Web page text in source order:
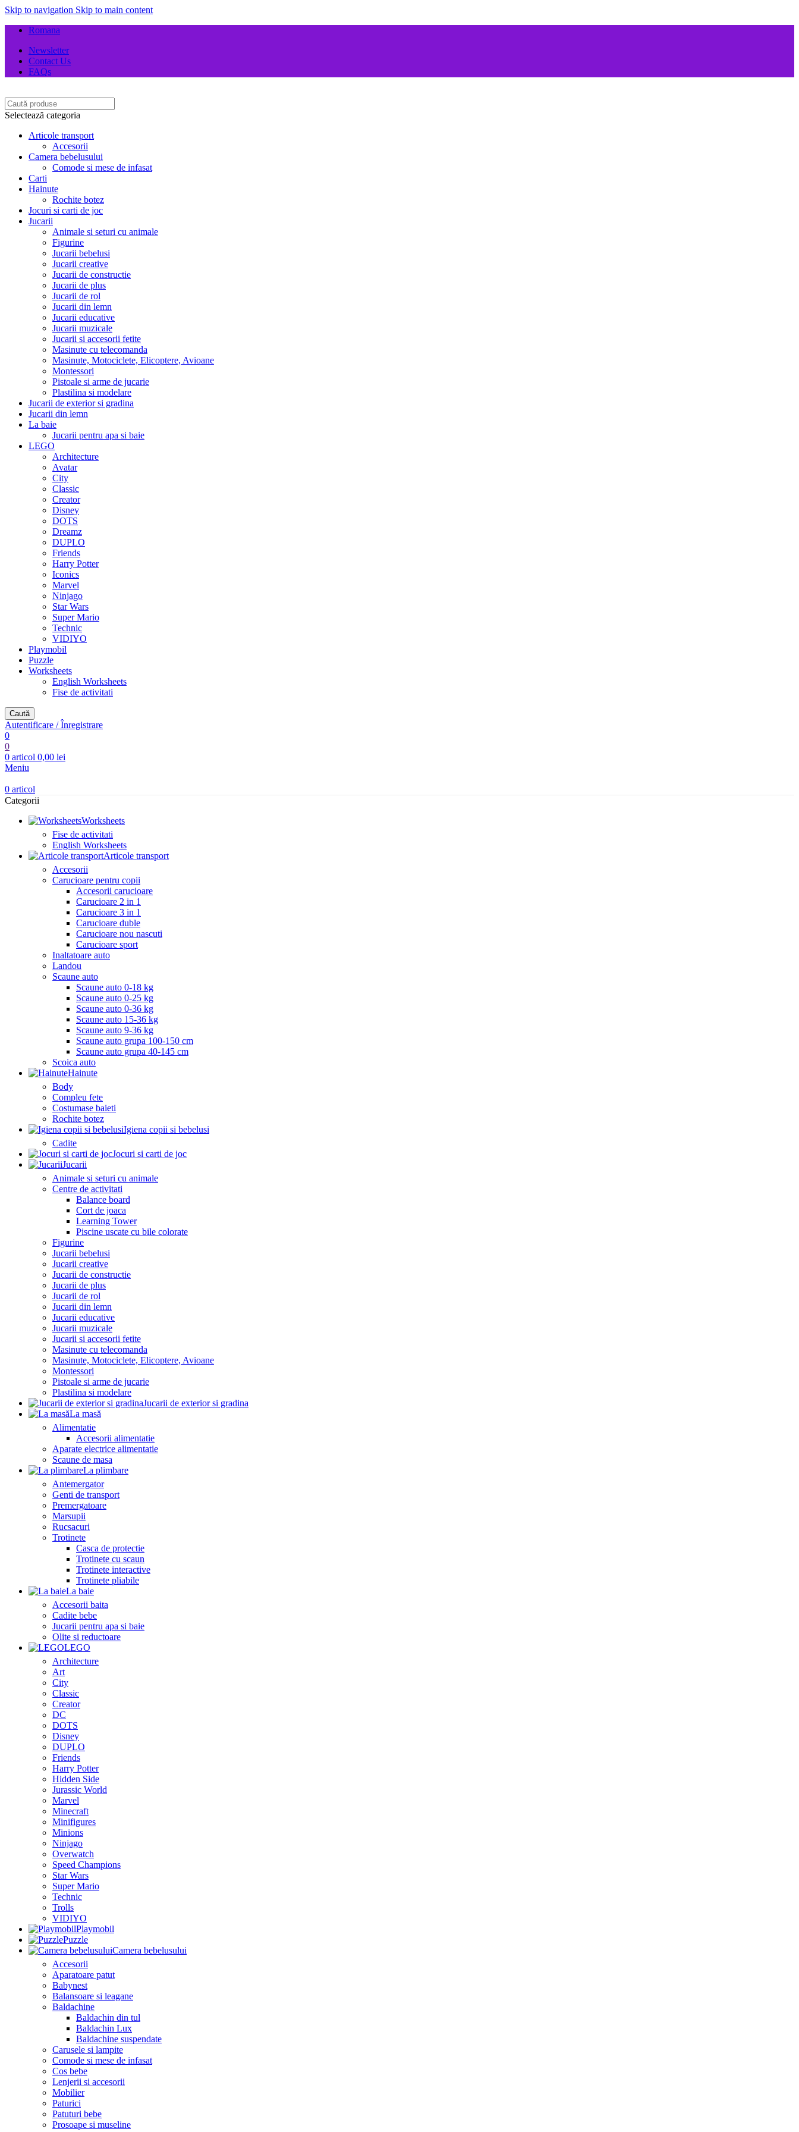
Skip to navigation Skip to main content
Romana
Newsletter
Contact Us
FAQs
Selectează categoria
Articole transport
Accesorii
Camera bebelusului
Comode si mese de infasat
Carti
Hainute
Rochite botez
Jocuri si carti de joc
Jucarii
Animale si seturi cu animale
Figurine
Jucarii bebelusi
Jucarii creative
Jucarii de constructie
Jucarii de plus
Jucarii de rol
Jucarii din lemn
Jucarii educative
Jucarii muzicale
Jucarii si accesorii fetite
Masinute cu telecomanda
Masinute, Motociclete, Elicoptere, Avioane
Montessori
Pistoale si arme de jucarie
Plastilina si modelare
Jucarii de exterior si gradina
Jucarii din lemn
La baie
Jucarii pentru apa si baie
LEGO
Architecture
Avatar
City
Classic
Creator
Disney
DOTS
Dreamz
DUPLO
Friends
Harry Potter
Iconics
Marvel
Ninjago
Star Wars
Super Mario
Technic
VIDIYO
Playmobil
Puzzle
Worksheets
English Worksheets
Fise de activitati
Caută
Autentificare / Înregistrare
0
0
0 articol 0,00 lei
Meniu
0 articol
Categorii
Worksheets
Fise de activitati
English Worksheets
Articole transport
Accesorii
Carucioare pentru copii
Accesorii carucioare
Carucioare 2 in 1
Carucioare 3 in 1
Carucioare duble
Carucioare nou nascuti
Carucioare sport
Inaltatoare auto
Landou
Scaune auto
Scaune auto 0-18 kg
Scaune auto 0-25 kg
Scaune auto 0-36 kg
Scaune auto 15-36 kg
Scaune auto 9-36 kg
Scaune auto grupa 100-150 cm
Scaune auto grupa 40-145 cm
Scoica auto
Hainute
Body
Compleu fete
Costumase baieti
Rochite botez
Igiena copii si bebelusi
Cadite
Jocuri si carti de joc
Jucarii
Animale si seturi cu animale
Centre de activitati
Balance board
Cort de joaca
Learning Tower
Piscine uscate cu bile colorate
Figurine
Jucarii bebelusi
Jucarii creative
Jucarii de constructie
Jucarii de plus
Jucarii de rol
Jucarii din lemn
Jucarii educative
Jucarii muzicale
Jucarii si accesorii fetite
Masinute cu telecomanda
Masinute, Motociclete, Elicoptere, Avioane
Montessori
Pistoale si arme de jucarie
Plastilina si modelare
Jucarii de exterior si gradina
La masă
Alimentatie
Accesorii alimentatie
Aparate electrice alimentatie
Scaune de masa
La plimbare
Antemergator
Genti de transport
Premergatoare
Marsupii
Rucsacuri
Trotinete
Casca de protectie
Trotinete cu scaun
Trotinete interactive
Trotinete pliabile
La baie
Accesorii baita
Cadite bebe
Jucarii pentru apa si baie
Olite si reductoare
LEGO
Architecture
Art
City
Classic
Creator
DC
DOTS
Disney
DUPLO
Friends
Harry Potter
Hidden Side
Jurassic World
Marvel
Minecraft
Minifigures
Minions
Ninjago
Overwatch
Speed Champions
Star Wars
Super Mario
Technic
Trolls
VIDIYO
Playmobil
Puzzle
Camera bebelusului
Accesorii
Aparatoare patut
Babynest
Balansoare si leagane
Baldachine
Baldachin din tul
Baldachin Lux
Baldachine suspendate
Carusele si lampite
Comode si mese de infasat
Cos bebe
Lenjerii si accesorii
Mobilier
Paturici
Patuturi bebe
Prosoape si museline